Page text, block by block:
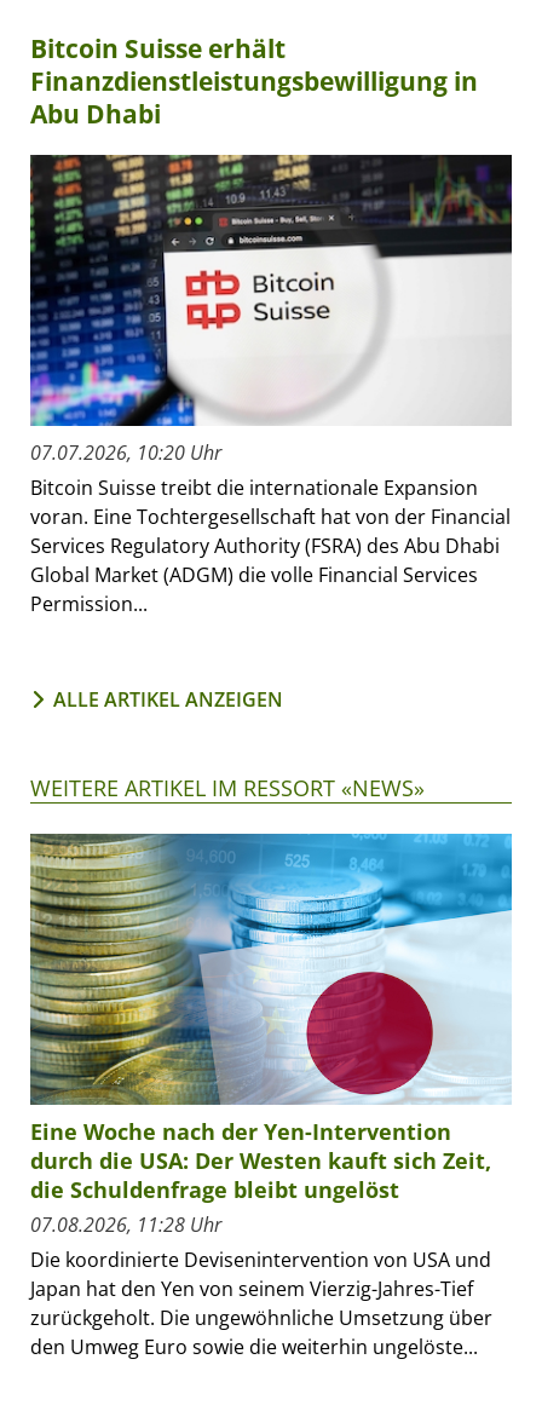
Bitcoin Suisse erhält
Finanzdienstleistungsbewilligung in
Abu Dhabi
07.07.2026, 10:20 Uhr
Bitcoin Suisse treibt die internationale Expansion
voran. Eine Tochtergesellschaft hat von der Financial
Services Regulatory Authority (FSRA) des Abu Dhabi
Global Market (ADGM) die volle Financial Services
Permission...
ALLE ARTIKEL ANZEIGEN
WEITERE ARTIKEL IM RESSORT «NEWS»
Eine Woche nach der Yen-Intervention
durch die USA: Der Westen kauft sich Zeit,
die Schuldenfrage bleibt ungelöst
07.08.2026, 11:28 Uhr
Die koordinierte Devisenintervention von USA und
Japan hat den Yen von seinem Vierzig-Jahres-Tief
zurückgeholt. Die ungewöhnliche Umsetzung über
den Umweg Euro sowie die weiterhin ungelöste...